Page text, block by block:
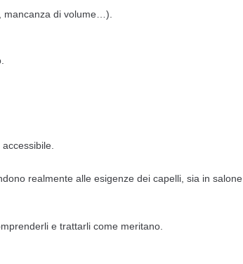
mancanza di volume…).
realmente alle esigenze dei capelli, sia in salone
e trattarli come meritano.